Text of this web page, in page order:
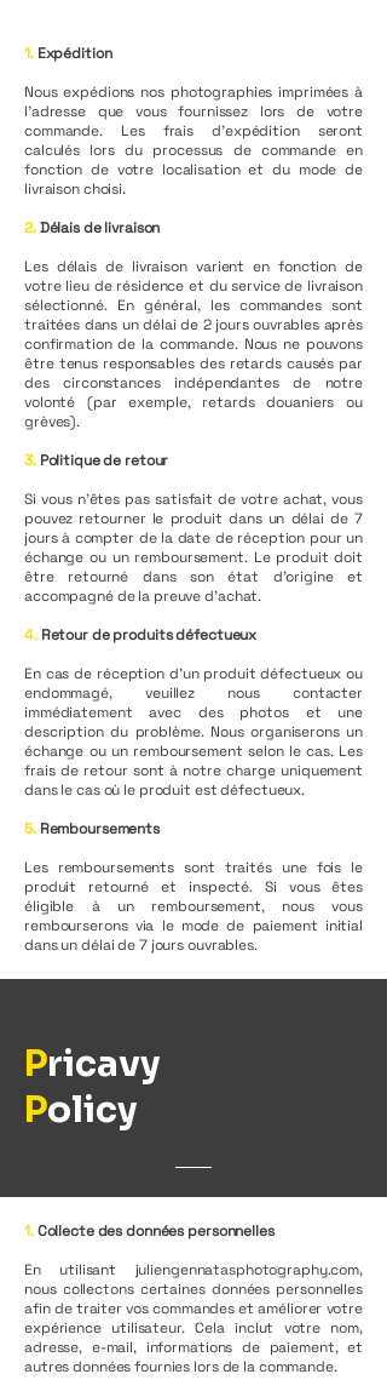
1.Expédition
Nous expédions nos photographies imprimées à
l’adresse que vous fournissez lors de votre
commande. Les frais d’expédition seront
calculés lors du processus de commande en
fonction de votre localisation et du mode de
livraison choisi.
2.Délais de livraison
Les délais de livraison varient en fonction de
votre lieu de résidence et du service de livraison
sélectionné. En général, les commandes sont
traitées dans un délai de 2 jours ouvrables après
confirmation de la commande. Nous ne pouvons
être tenus responsables des retards causés par
des circonstances indépendantes de notre
volonté (par exemple, retards douaniers ou
grèves).
3.Politique de retour
Si vous n’êtes pas satisfait de votre achat, vous
pouvez retourner le produit dans un délai de 7
jours à compter de la date de réception pour un
échange ou un remboursement. Le produit doit
être retourné dans son état d’origine et
accompagné de la preuve d’achat.
4. Retour de produits défectueux
En cas de réception d’un produit défectueux ou
endommagé, veuillez nous contacter
immédiatement avec des photos et une
description du problème. Nous organiserons un
échange ou un remboursement selon le cas. Les
frais de retour sont à notre charge uniquement
dans le cas où le produit est défectueux.
5. Remboursements
Les remboursements sont traités une fois le
produit retourné et inspecté. Si vous êtes
éligible à un remboursement, nous vous
rembourserons via le mode de paiement initial
dans un délai de 7 jours ouvrables.
Pricavy
Policy
1.Collecte des données personnelles
En utilisant juliengennatasphotography.com,
nous collectons certaines données personnelles
afin de traiter vos commandes et améliorer votre
expérience utilisateur. Cela inclut votre nom,
adresse, e-mail, informations de paiement, et
autres données fournies lors de la commande.